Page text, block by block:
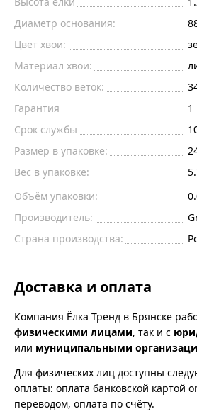
Диаметр основания:
Цвет хвои:
Материал хвои:
Количество веток:
Гарантия
1
Срок службы
Размер в упаковке:
Вес в упаковке:
Объём упаковки:
Производитель:
Страна производства:
Доставка и оплата
Компания Ёлка Тренд в Брянске
физическими лицами, так и с
или муниципальными
Для физических лиц доступны
оплаты: оплата банковской картой
переводом, оплата по счёту.